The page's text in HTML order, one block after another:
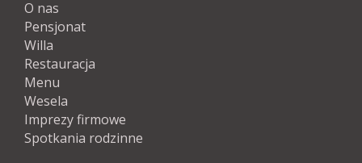
O nas
Pensjonat
Willa
Restauracja
Menu
Wesela
Imprezy firmowe
Spotkania rodzinne